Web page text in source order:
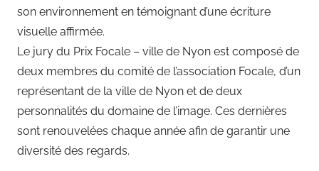
son environnement en témoignant d’une écriture
visuelle affirmée.
Le jury du Prix Focale – ville de Nyon est composé de
deux membres du comité de l’association Focale, d’un
représentant de la ville de Nyon et de deux
personnalités du domaine de l’image. Ces dernières
sont renouvelées chaque année afin de garantir une
diversité des regards.